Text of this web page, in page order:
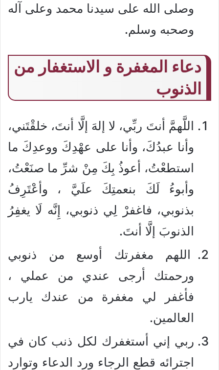
وصلى الله على سيدنا محمد وعلى آله
وصحبه وسلم.
دعاء المغفرة و الاستغفار من
الذنوب
اللَّهمَّ أنتَ ربِّي، لا إلهَ إلَّا أنتَ، خلقْتَني،
وأنا عبدُكَ، وأنا على عهْدِكَ ووعدِكَ ما
استطعْتُ، أعوذُ بِكَ مِنْ شرِّ ما صنَعْتُ،
وأبوءُ لَكَ بنعمتِكَ علَيَّ ، وأعْتَرِفُ
بذنوبي، فاغفرْ لِي ذنوبي، إِنَّه لَا يغفِرُ
الذنوبَ إلَّا أنتَ.
اللهم مغفرتك أوسع من ذنوبي
ورحمتك أرجى عندي من عملي ،
فأغفر لي مغفرة من عندك يارب
العالمين.
ربي إني أستغفرك لكل ذنب كان في
اجترائه قطع الرجاء ورد الدعاء وتوارد